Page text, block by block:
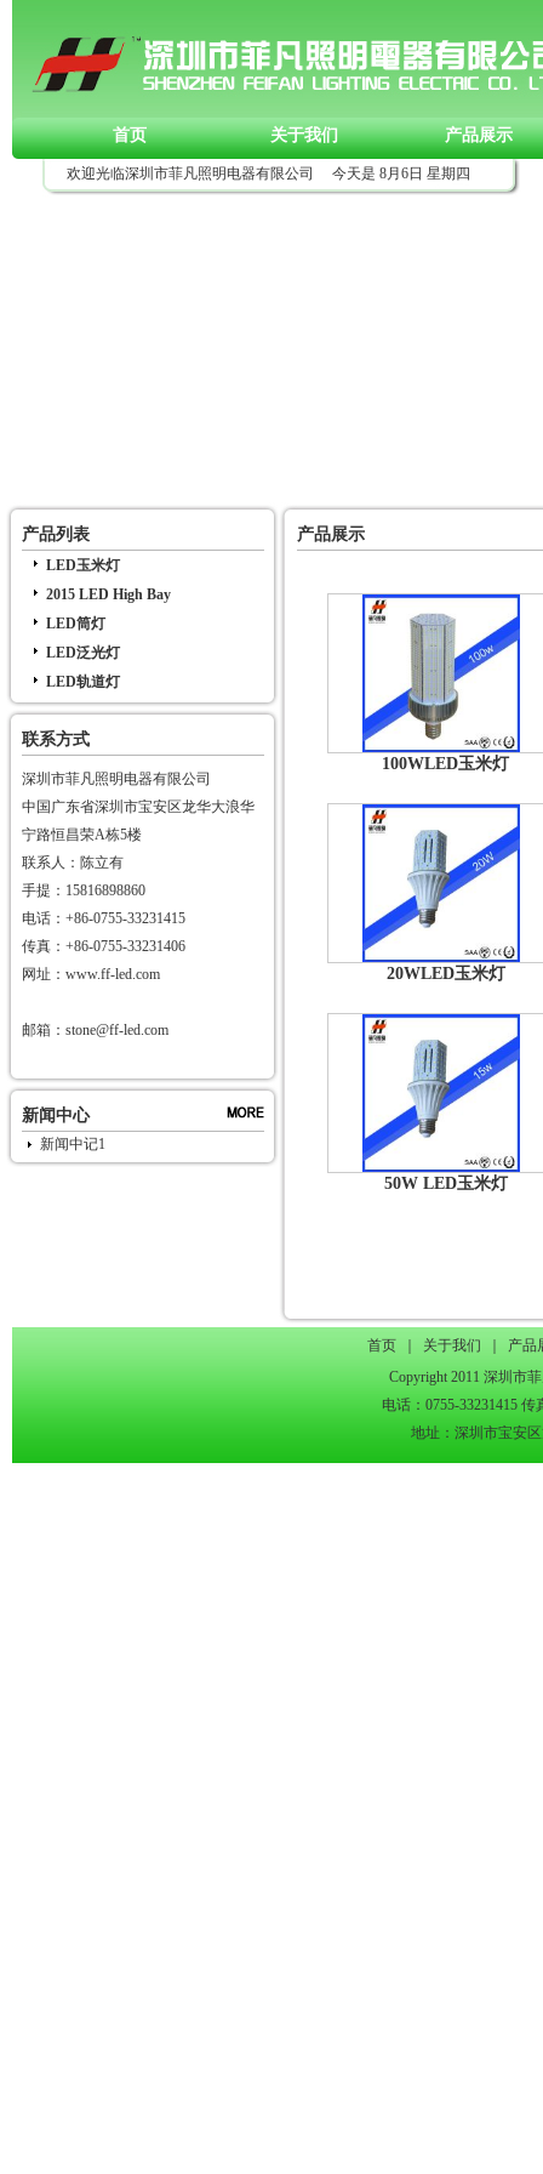
首页 关于我们 产品展示
欢迎光临深圳市菲凡照明电器有限公司 今天是 8月6日 星期四
产品列表
LED玉米灯
2015 LED High Bay
LED筒灯
LED泛光灯
LED轨道灯
联系方式
深圳市菲凡照明电器有限公司
中国广东省深圳市宝安区龙华大浪华
宁路恒昌荣A栋5楼
联系人：陈立有
手提：15816898860
电话：+86-0755-33231415
传真：+86-0755-33231406
网址：www.ff-led.com
邮箱：stone@ff-led.com
新闻中心
新闻中记1
产品展示
100WLED玉米灯
20WLED玉米灯
50W LED玉米灯
首页 关于我们
产品
Copyright 2011 深圳市
电话：0755-33231415 传
地址：深圳市宝安